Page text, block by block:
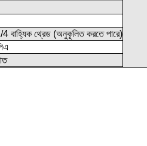
4 বাহ্যিক থ্রেড (অনুকূলিত করতে পারে)